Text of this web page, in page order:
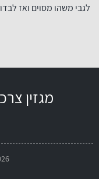
לגבי משהו מסוים ואז
מגזין
2026 © כל